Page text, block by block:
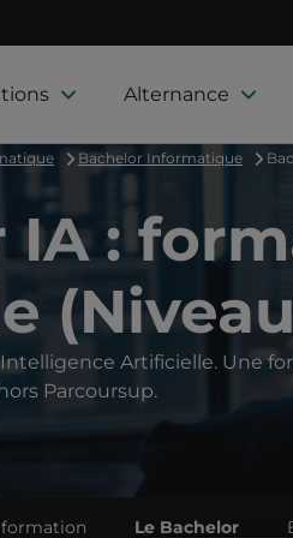
Alternance
Bachelor Informatique
IA :
Artificielle. Une
Parcoursup.
formation Le Bachelor